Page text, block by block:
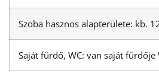
Szoba hasznos alapterülete: kb.
Saját fürdő, WC: van saját fürdője